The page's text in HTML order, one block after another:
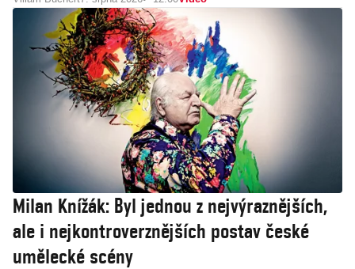
Milan Knížák: Byl jednou z nejvýraznějších,
ale i nejkontroverznějších postav české
umělecké scény